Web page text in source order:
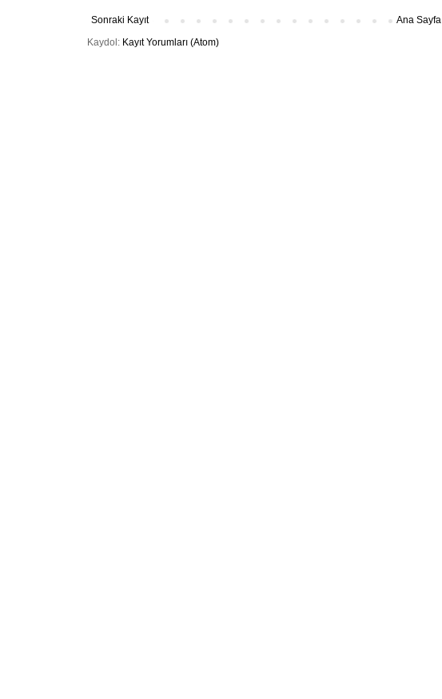
Sonraki Kayıt
Ana Sayfa
Kaydol: Kayıt Yorumları (Atom)